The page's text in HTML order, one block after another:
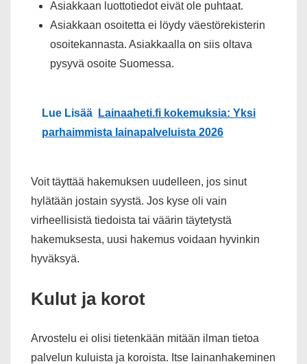
Asiakkaan luottotiedot eivät ole puhtaat.
Asiakkaan osoitetta ei löydy väestörekisterin
osoitekannasta. Asiakkaalla on siis oltava
pysyvä osoite Suomessa.
Lue Lisää
Lainaaheti.fi kokemuksia: Yksi
parhaimmista lainapalveluista 2026
Voit täyttää hakemuksen uudelleen, jos sinut
hylätään jostain syystä. Jos kyse oli vain
virheellisistä tiedoista tai väärin täytetystä
hakemuksesta, uusi hakemus voidaan hyvinkin
hyväksyä.
Kulut ja korot
Arvostelu ei olisi tietenkään mitään ilman tietoa
palvelun kuluista ja koroista. Itse lainanhakeminen